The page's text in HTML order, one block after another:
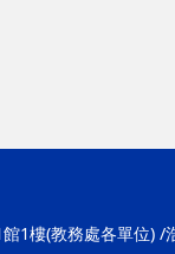
1樓(教務處各單位) /